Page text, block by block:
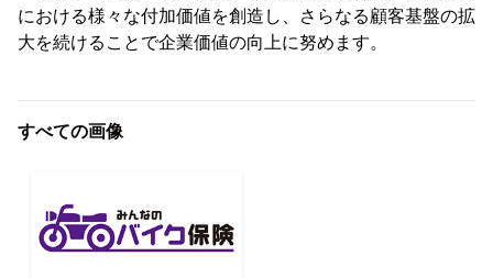
における様々な付加価値を創造し、さらなる顧客基盤の拡
大を続けることで企業価値の向上に努めます。
すべての画像